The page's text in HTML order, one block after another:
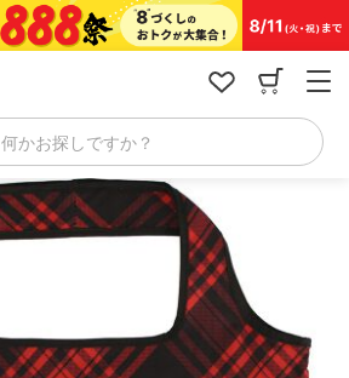
何かお探しですか？